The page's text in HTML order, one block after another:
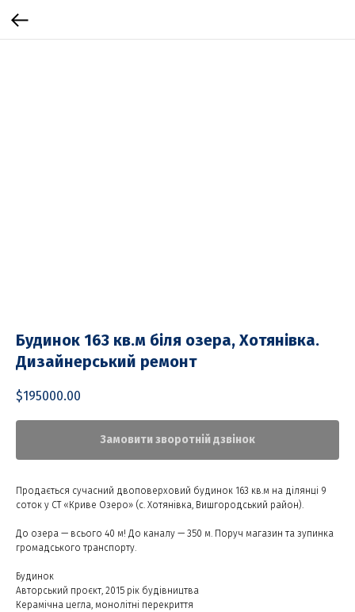
Будинок 163 кв.м біля озера, Хотянівка.
Дизайнерський ремонт
$195000.00
Замовити зворотній дзвінок
Продається сучасний двоповерховий будинок 163 кв.м на ділянці 9
соток у СТ «Криве Озеро» (с. Хотянівка, Вишгородський район).
До озера — всього 40 м! До каналу — 350 м. Поруч магазин та зупинка
громадського транспорту.
Будинок
Авторський проєкт, 2015 рік будівництва
Керамічна цегла, монолітні перекриття